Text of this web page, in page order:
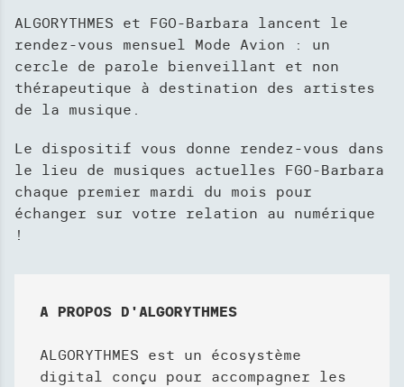
H
E
ALGORYTHMES et FGO-Barbara lancent le
rendez-vous mensuel Mode Avion : un
cercle de parole bienveillant et non
thérapeutique à destination des artistes
de la musique.
Le dispositif vous donne rendez-vous dans
le lieu de musiques actuelles FGO-Barbara
chaque premier mardi du mois pour
échanger sur votre relation au numérique
!
A PROPOS D'ALGORYTHMES
ALGORYTHMES est un écosystème
digital conçu pour accompagner les